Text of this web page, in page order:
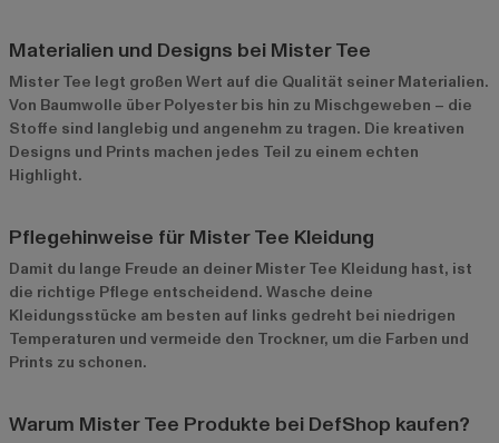
Materialien und Designs bei Mister Tee
Mister Tee legt großen Wert auf die Qualität seiner Materialien.
Von Baumwolle über Polyester bis hin zu Mischgeweben – die
Stoffe sind langlebig und angenehm zu tragen. Die kreativen
Designs und Prints machen jedes Teil zu einem echten
Highlight.
Pflegehinweise für Mister Tee Kleidung
Damit du lange Freude an deiner Mister Tee Kleidung hast, ist
die richtige Pflege entscheidend. Wasche deine
Kleidungsstücke am besten auf links gedreht bei niedrigen
Temperaturen und vermeide den Trockner, um die Farben und
Prints zu schonen.
Warum Mister Tee Produkte bei DefShop kaufen?